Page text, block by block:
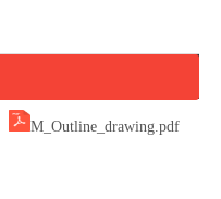
M_Outline_drawing.pdf